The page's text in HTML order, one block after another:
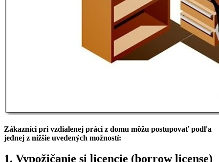
Zákazníci pri vzdialenej práci z domu môžu postupovať podľa
jednej z nižšie uvedených možností:
1. Vypožičanie si licencie (borrow license)